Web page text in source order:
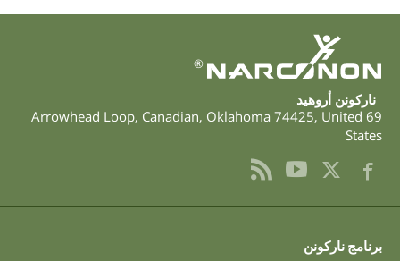
®
ناركونن أروهيد
69 Arrowhead Loop
, Canadian, Oklahoma 74425, United
States
برنامج ناركونن